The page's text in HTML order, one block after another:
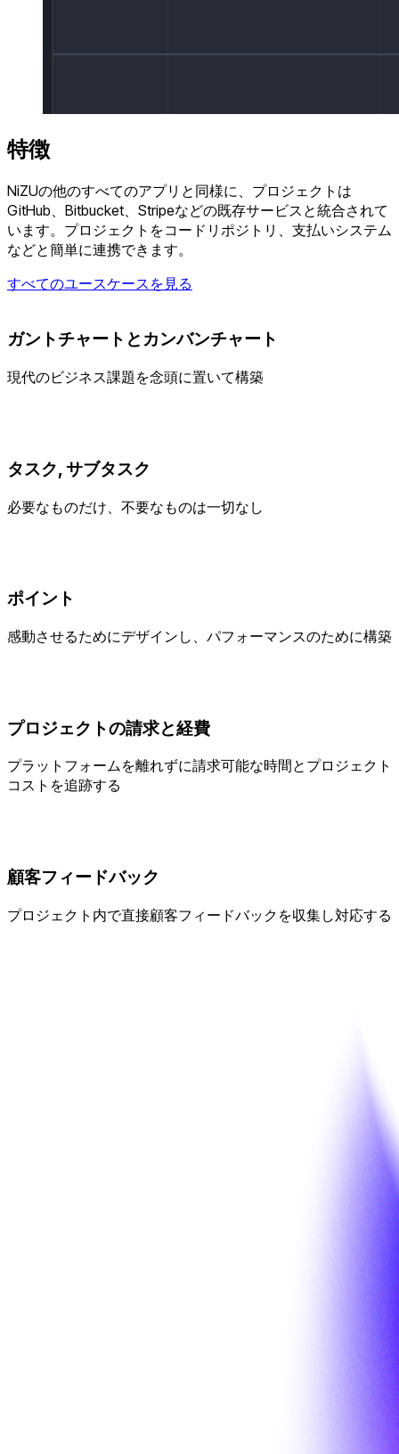
特徴
NiZUの他のすべてのアプリと同様に、プロジェクトは
GitHub、Bitbucket、Stripeなどの既存サービスと統合されて
います。プロジェクトをコードリポジトリ、支払いシステム
などと簡単に連携できます。
すべてのユースケースを見る
ガントチャートとカンバンチャート
現代のビジネス課題を念頭に置いて構築
タスク, サブタスク
必要なものだけ、不要なものは一切なし
ポイント
感動させるためにデザインし、パフォーマンスのために構築
プロジェクトの請求と経費
プラットフォームを離れずに請求可能な時間とプロジェクト
コストを追跡する
顧客フィードバック
プロジェクト内で直接顧客フィードバックを収集し対応する